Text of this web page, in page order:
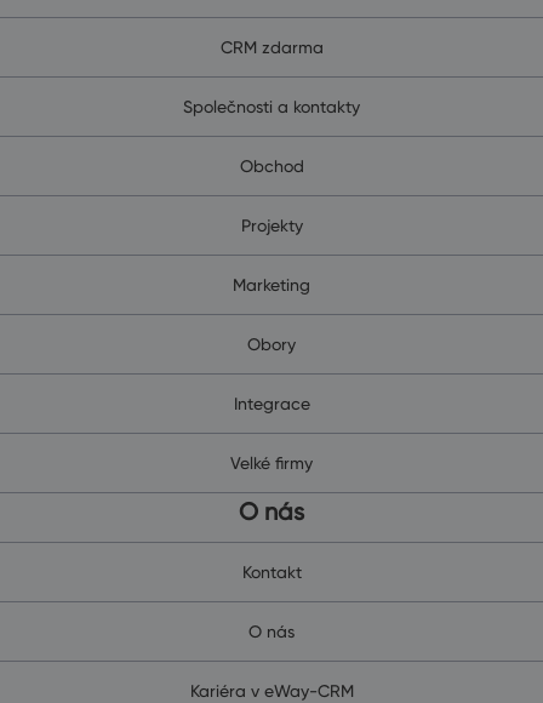
CRM zdarma
Společnosti a kontakty
Obchod
Projekty
Marketing
Obory
Integrace
Velké firmy
O nás
Kontakt
O nás
Kariéra v eWay-CRM